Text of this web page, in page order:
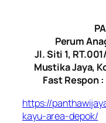
Perum
Jl. Siti 1,
Mustika Jaya,
Fast Respon
https://
kayu-area-depok/